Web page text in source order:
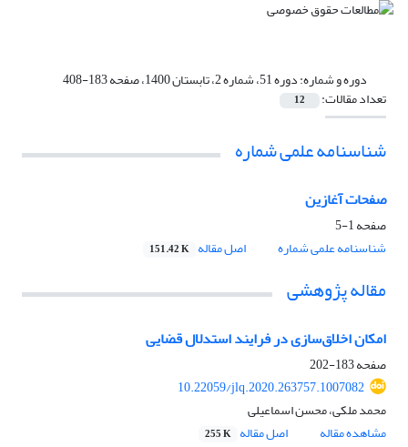
دوره و شماره:دوره 51، شماره 2، تابستان 1400، صفحه 183-408
تعداد مقالات: 12
شناسنامه علمی شماره
صفحات آغازین
صفحه1-5
شناسنامه علمی شماره
اصل مقاله 151.42 K
مقاله پژوهشی
امکان اخلاق‌سازی در فرایند استدلال قضایی
صفحه183-202
10.22059/jlq.2020.263757.1007082
محمد ملکی، محسن اسماعیلی
مشاهده مقاله
اصل مقاله 255 K